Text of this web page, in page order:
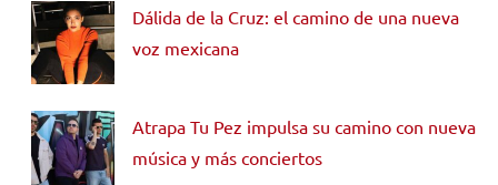
Dálida de la Cruz: el camino de una nueva
voz mexicana
Atrapa Tu Pez impulsa su camino con nueva
música y más conciertos